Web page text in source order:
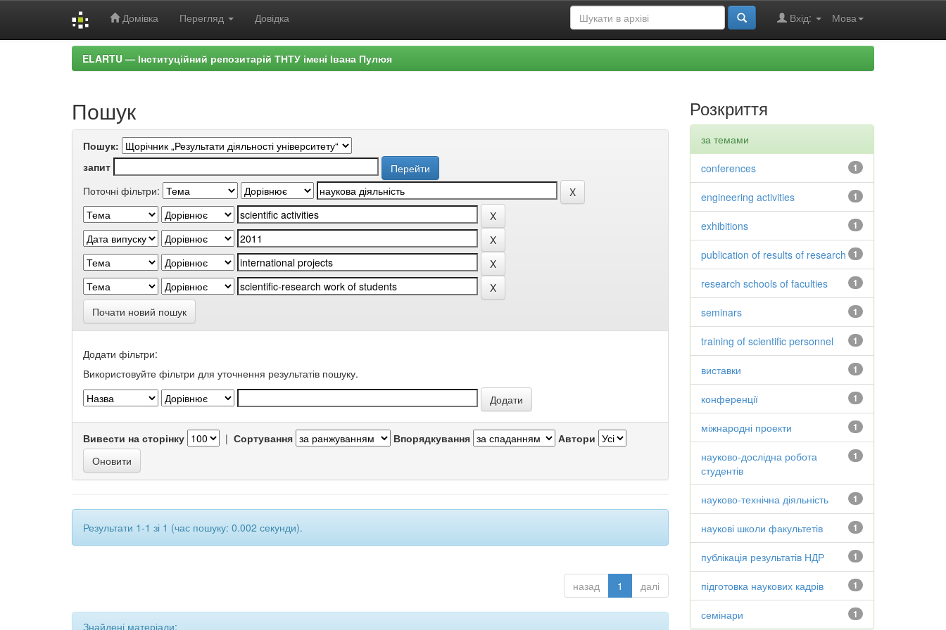
Домівка Перегляд Довідка Мова
Вхід:
ELARTU — Інституційний репозитарій ТНТУ імені Івана Пулюя
Пошук
Пошук:
запит
Поточні фільтри:
Почати новий пошук
Додати фільтри:
Використовуйте фільтри для уточнення результатів пошуку.
Вивести на сторінку | Сортування Впорядкування Автори
Результати 1-1 зі 1 (час пошуку: 0.002 секунди).
назад 1 далі
Знайдені матеріали:
Розкриття
за темами
1
conferences
1
engineering activities
1
exhibitions
1
publication of results of research
1
research schools of faculties
1
seminars
1
training of scientific personnel
1
виставки
1
конференції
1
міжнародні проекти
1
науково-дослідна робота
студентів
1
науково-технічна діяльність
1
наукові школи факультетів
1
публікація результатів НДР
1
підготовка наукових кадрів
1
семінари